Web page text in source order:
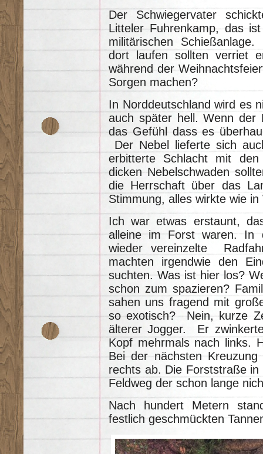
Der Schwiegervater
Litteler Fuhrenkamp, das
militärischen
dort laufen sollten verriet
während der
Sorgen machen?
In Norddeutschland wird es
auch später hell. Wenn der
das Gefühl dass es
Der Nebel lieferte sich
erbitterte Schlacht mit
dicken Nebelschwaden
die Herrschaft über das
Stimmung, alles wirkte wie
Ich war etwas erstaunt,
alleine im Forst waren. In
wieder vereinzelte
machten irgendwie den
suchten. Was ist hier los?
schon zum spazieren?
sahen uns fragend mit
so exotisch? Nein, kurze
älterer Jogger. Er
Kopf mehrmals nach links.
Bei der nächsten
rechts ab. Die Forststraße
Feldweg der schon lange
Nach hundert Metern
festlich geschmückten